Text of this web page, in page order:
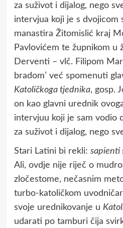
za suživot i dijalog, nego
intervjua koji je s dvojicom
manastira Žitomislić kraj
Pavlovićem te župnikom u
Derventi – vlč. Filipom
bradom’ već spomenuti
Katoličkoga tjednika, gosp.
on kao glavni urednik
intervjuu koji je sam vodio
za suživot i dijalog, nego
Stari Latini bi rekli: sapienti
Ali, ovdje nije riječ o
zločestome, nečasnim
turbo-katoličkom
svoje urednikovanje u
udarati po tamburi čija